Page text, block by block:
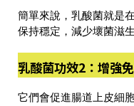
簡單來說， 乳酸菌就是
保持穩定，減少壞菌滋生
乳酸菌功效2：增強
它們會促進腸道上皮細